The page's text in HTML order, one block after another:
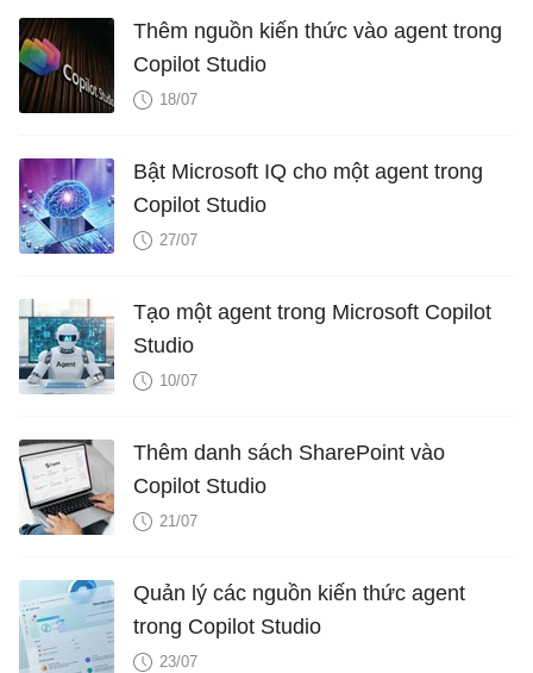
Thêm nguồn kiến ​​thức vào agent trong
Copilot Studio
18/07
Bật Microsoft IQ cho một agent trong
Copilot Studio
27/07
Tạo một agent trong Microsoft Copilot
Studio
10/07
Thêm danh sách SharePoint vào
Copilot Studio
21/07
Quản lý các nguồn kiến ​​thức agent
trong Copilot Studio
23/07